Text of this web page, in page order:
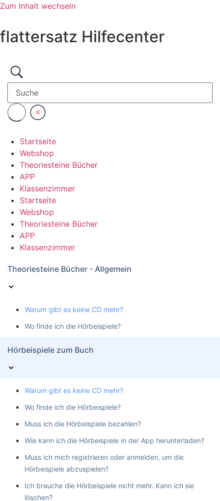
Zum Inhalt wechseln
flattersatz Hilfecenter
Startseite
Webshop
Theoriesteine Bücher
APP
Klassenzimmer
Startseite
Webshop
Theoriesteine Bücher
APP
Klassenzimmer
Theoriesteine Bücher - Allgemein
Warum gibt es keine CD mehr?
Wo finde ich die Hörbeispiele?
Hörbeispiele zum Buch
Warum gibt es keine CD mehr?
Wo finde ich die Hörbeispiele?
Muss ich die Hörbeispiele bezahlen?
Wie kann ich die Hörbeispiele in der App herunterladen?
Muss ich mich registrieren oder anmelden, um die
Hörbeispiele abzuspielen?
Ich brauche die Hörbeispiele nicht mehr. Kann ich sie
löschen?